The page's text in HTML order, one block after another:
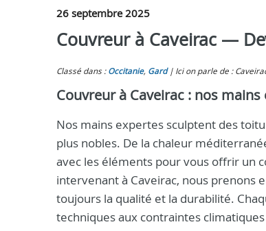
26 septembre 2025
Couvreur à Caveirac —
Classé dans : Occitanie, Gard Ici on parle de :
Couvreur à Caveirac : nos
Nos mains expertes sculptent des
plus nobles. De la chaleur
avec les éléments pour vous offrir un
intervenant à Caveirac, nous prenons
toujours la qualité et la durabilité.
techniques aux contraintes